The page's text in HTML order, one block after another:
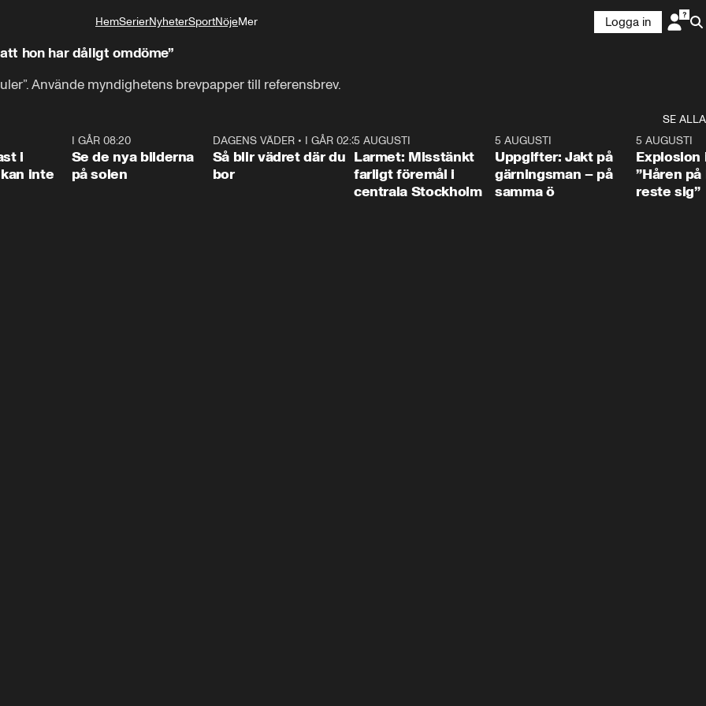
HemSerierNyheterSportNöjeMer
Logga in
hon har dåligt omdöme”
Använde myndighetens brevpapper till referensbrev.
SE ALLA
i
inte
I GÅR 08:20
Se de nya bilderna
på solen
1:06
DAGENS VÄDER• I GÅR 02:30
Så blir vädret där du
bor
0:35
5 AUGUSTI
Larmet: Misstänkt
farligt föremål i
centrala Stockholm
0:33
5 AUGUSTI
Uppgifter: Jakt på
gärningsman – på
samma ö
5 AUGUSTI
Explosion
”Håren
reste sig”